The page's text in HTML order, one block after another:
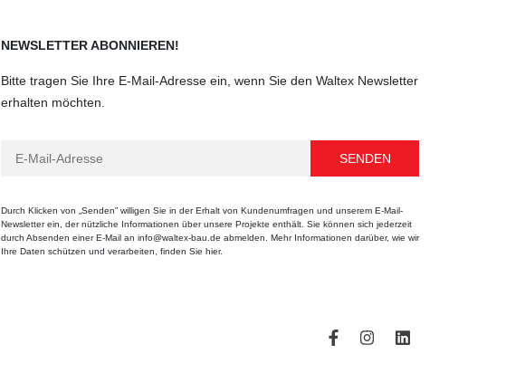
NEWSLETTER ABONNIEREN!
Bitte tragen Sie Ihre E-Mail-Adresse ein, wenn Sie den Waltex Newsletter
erhalten möchten.
Durch Klicken von „Senden” willigen Sie in der Erhalt von Kundenumfragen und unserem E-Mail-
Newsletter ein, der nützliche Informationen über unsere Projekte enthält. Sie können sich jederzeit
durch Absenden einer E-Mail an info@waltex-bau.de abmelden. Mehr Informationen darüber, wie wir
Ihre Daten schützen und verarbeiten, finden Sie hier.